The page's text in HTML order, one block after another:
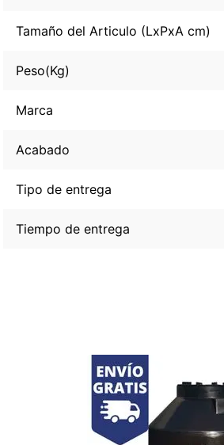
Tamaño del Articulo (LxPxA cm)
Peso(Kg)
Marca
Acabado
Tipo de entrega
Tiempo de entrega